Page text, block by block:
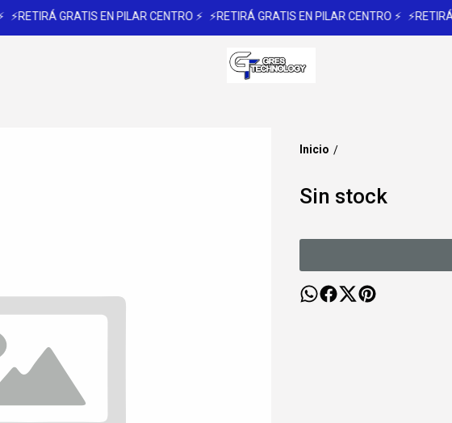
⚡RETIRÁ GRATIS EN PILAR CENTRO ⚡ ⚡RETIRÁ GRATIS EN PILAR CENTRO ⚡ ⚡RETIRÁ
Inicio /
Sin stock